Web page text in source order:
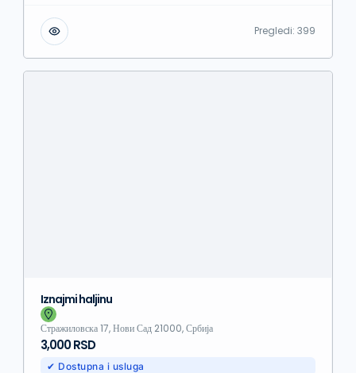
Pregledi: 399
Iznajmi haljinu
Стражиловска 17, Нови Сад 21000, Србија
3,000 RSD
✔ Dostupna i usluga